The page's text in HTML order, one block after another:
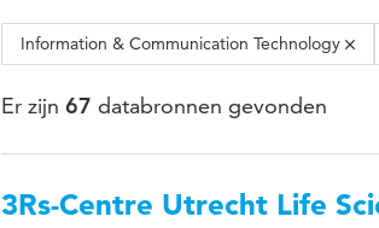
Information & Communication Technology
Er zijn 67 databronnen gevonden
3Rs-Centre Utrecht Life